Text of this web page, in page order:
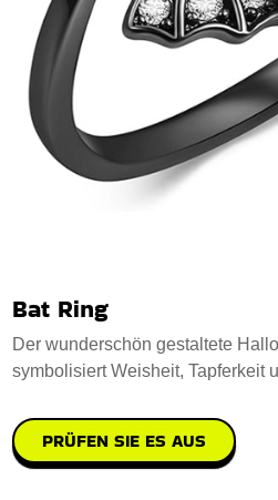
Bat Ring
Der wunderschön gestaltete
symbolisiert Weisheit, Tapferkeit
PRÜFEN SIE ES AUS